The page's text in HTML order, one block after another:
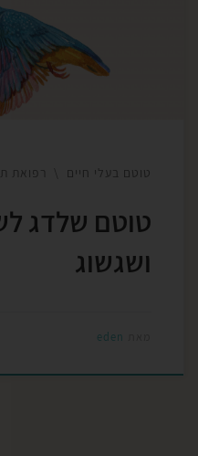
ובינינו הירדן. שלדג
ושלום! שנגשים את כל
כשם שהשלדג צולל לדוג
טוטם בעלי חיים רפואת
טוטם שלדג
ושגשוג
eden